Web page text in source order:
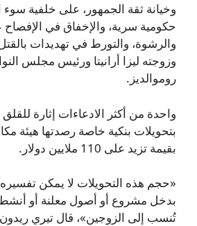
وخيانة ثقة الجمهور، على خلفية
حكومية سرية، والإخفاق في الإفصاح
والرشوة، والتورط في تهديدات
وزوجته ليزا أرانيتا ورئيس مجلس
روموالديز.
واحدة من أكثر الادعاءات إثارة
بتحويلات بنكية خاصة رصدتها هيئة
بقيمة تزيد على 110 ملايين دولار.
«حجم هذه التحويلات لا يمكن
بدخل مشروع أو أصول معلنة أو
تُنسب إلى الزوجين»، قال تيري